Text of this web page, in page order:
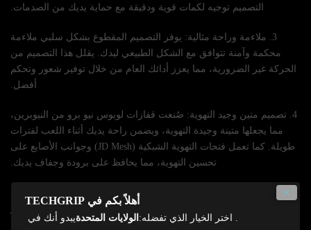
التصميم توجيه لكمات قوية ودقيقة مع حماية يديك من الصدمات.
3. ملاءمة وراحة مثالية: يوفر التصميم المقطوع بشكل سلبي ملاءمة
محكمة وآمنة تتوافق مع الشكل الطبيعي ليدك. يقلل هذا التصميم من
الحركة غير الضرورية، مما يعزز أدائك العام من خلال توفير شعور وتحكم
أفضل.
4. تصميم متين وجيد التهوية: صُنعت قفازات لوبوس نيو برو من النيوبرين،
مما يجعلها متينة وجيدة التهوية، ويضمن راحة يديك أثناء اللعب لفترات
طويلة. كما تعمل فتحات التهوية الشبكية (JD Mesh) وجوانب الأصابع على
تحسين التهوية، مما يحافظ على برودة وجفاف يديك.
٥. حماية معززة للأصابع: تتميز القفازات بأطراف أصابع من اللاتكس لمزيد
من الحماية، مما يقلل من خطر الإصابة أثناء المباريات عالية الشدة. يوفر
تصميم لفافة الإبهام ثباتًا ودعمًا إضافيين، مما يعزز قدرتك على التقاط
أهلاً بكم في TECHGRIP
يبدو أنك فيالولايات المتحدة . اختر الخيار الذي تفضله: